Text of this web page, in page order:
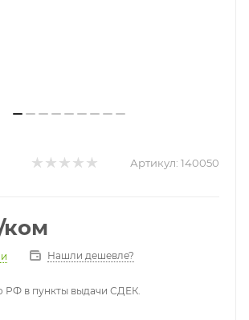
Артикул: 140050
ком
Нашли дешевле?
РФ в пункты выдачи СДЕК.